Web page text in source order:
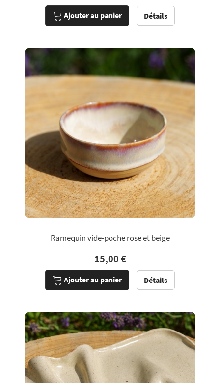
Ajouter au panier Détails
Ramequin vide-poche rose et beige
15,00 €
Ajouter au panier Détails